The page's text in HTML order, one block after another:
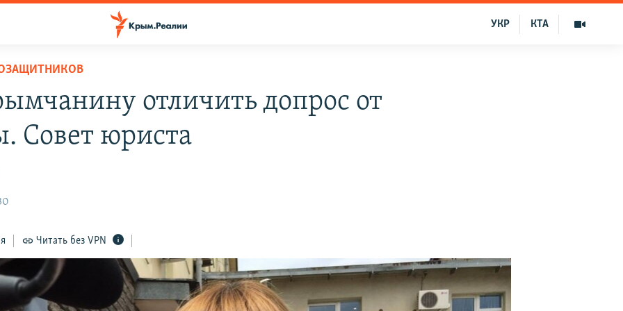
КТА
УКР
отличить допрос от
Совет юриста
Читать без VPN